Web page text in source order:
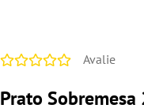
Avalie
Prato